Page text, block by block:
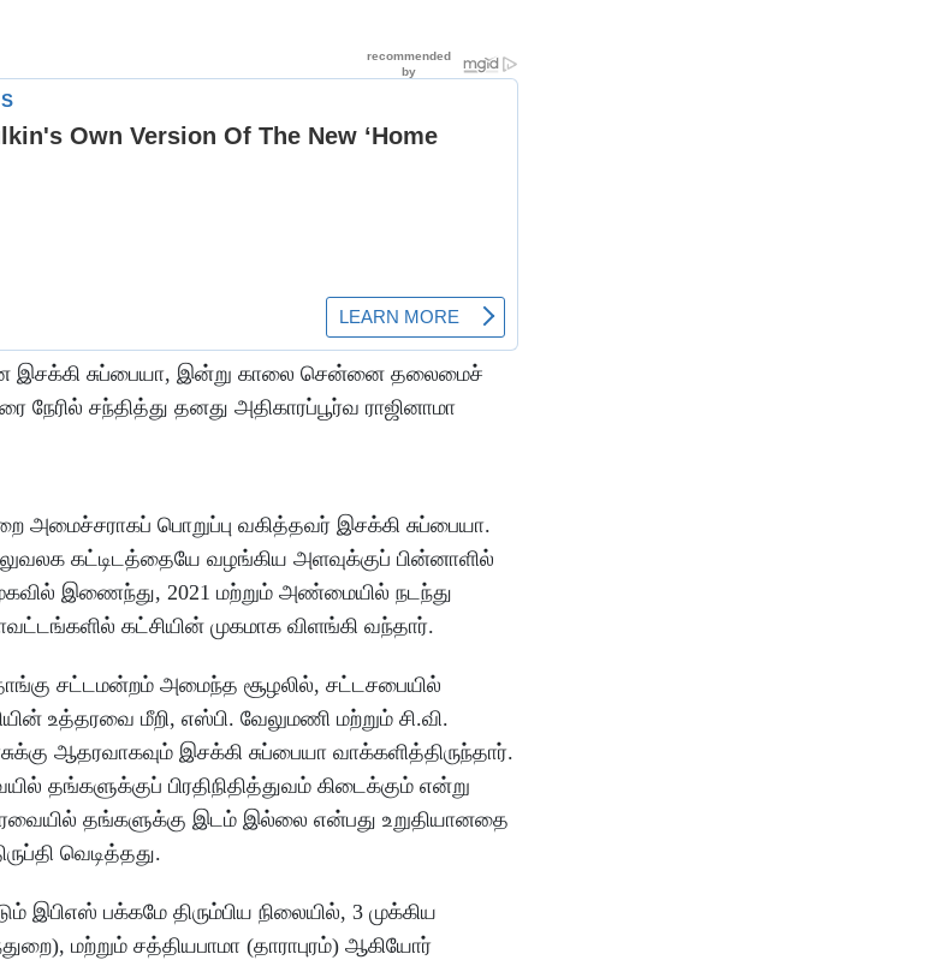
இசக்கி சுப்பையா, இன்று காலை சென்னை தலைமைச்
சந்தித்து தனது அதிகாரப்பூர்வ ராஜினாமா
பொறுப்பு வகித்தவர் இசக்கி சுப்பையா.
கட்டிடத்தையே வழங்கிய அளவுக்குப் பின்னாளில்
இணைந்து, 2021 மற்றும் அண்மையில் நடந்து
கட்சியின் முகமாக விளங்கி வந்தார்.
சட்டமன்றம் அமைந்த சூழலில், சட்டசபையில்
உத்தரவை மீறி, எஸ்பி. வேலுமணி மற்றும் சி.வி.
ஆதரவாகவும் இசக்கி சுப்பையா வாக்களித்திருந்தார்.
பிரதிநிதித்துவம் கிடைக்கும் என்று
தங்களுக்கு இடம் இல்லை என்பது உறுதியானதை
வெடித்தது.
பக்கமே திரும்பிய நிலையில், 3 முக்கிய
மற்றும் சத்தியபாமா (தாராபுரம்) ஆகியோர்